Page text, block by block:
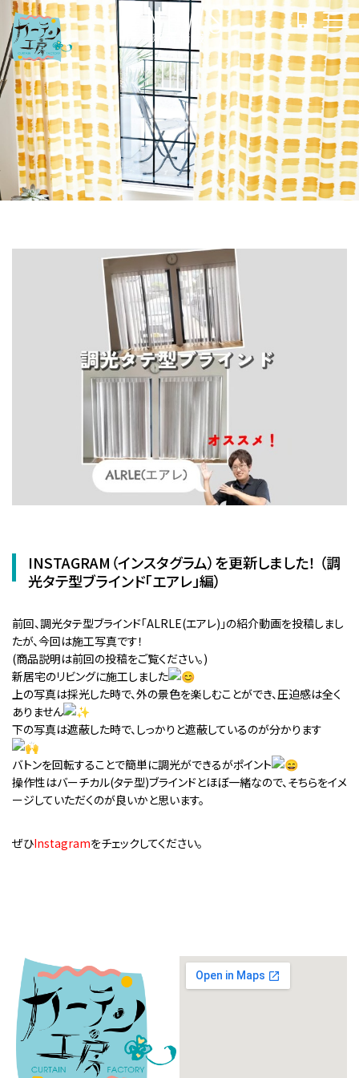
NEWS
新着情報
INSTAGRAM（インスタグラム）を更新しました！ （調
光タテ型ブラインド「エアレ」編）
前回、調光タテ型ブラインド「ALRLE(エアレ)」の紹介動画を投稿しまし
たが、今回は施工写真です！
(商品説明は前回の投稿をご覧ください。)
新居宅のリビングに施工しました
上の写真は採光した時で、外の景色を楽しむことができ、圧迫感は全く
ありません
下の写真は遮蔽した時で、しっかりと遮蔽しているのが分かります
バトンを回転することで簡単に調光ができるがポイント
操作性はバーチカル(タテ型)ブラインドとほぼ一緒なので、そちらをイメ
ージしていただくのが良いかと思います。
ぜひInstagramをチェックしてください。